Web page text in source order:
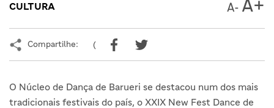
CULTURA
Compartilhe: (
O Núcleo de Dança de Barueri se destacou num dos mais
tradicionais festivais do país, o XXIX New Fest Dance de